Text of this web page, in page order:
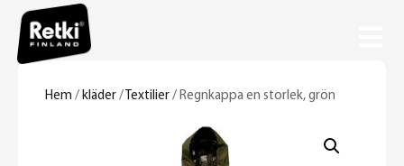
Hem / kläder / Textilier / Regnkappa en storlek, grön